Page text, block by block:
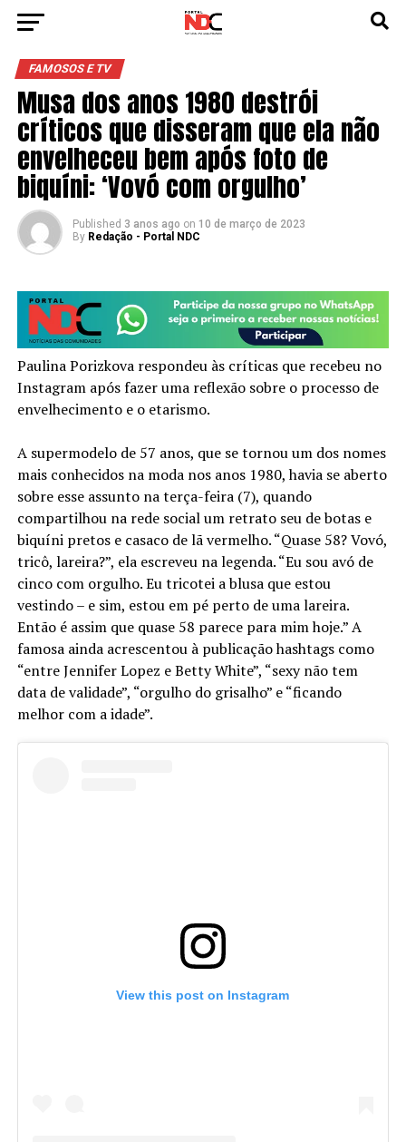
FAMOSOS E TV
Musa dos anos 1980 destrói
críticos que disseram que ela não
envelheceu bem após foto de
biquíni: ‘Vovó com orgulho’
Published 3 anos ago on 10 de março de 2023
By Redação - Portal NDC
Paulina Porizkova respondeu às críticas que recebeu no
Instagram após fazer uma reflexão sobre o processo de
envelhecimento e o etarismo.
A supermodelo de 57 anos, que se tornou um dos nomes
mais conhecidos na moda nos anos 1980, havia se aberto
sobre esse assunto na terça-feira (7), quando
compartilhou na rede social um retrato seu de botas e
biquíni pretos e casaco de lã vermelho. “Quase 58? Vovó,
tricô, lareira?”, ela escreveu na legenda. “Eu sou avó de
cinco com orgulho. Eu tricotei a blusa que estou
vestindo – e sim, estou em pé perto de uma lareira.
Então é assim que quase 58 parece para mim hoje.” A
famosa ainda acrescentou à publicação hashtags como
“entre Jennifer Lopez e Betty White”, “sexy não tem
data de validade”, “orgulho do grisalho” e “ficando
melhor com a idade”.
View this post on Instagram